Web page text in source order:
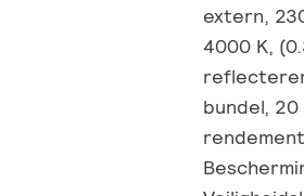
extern,
4000 K,
bundel,